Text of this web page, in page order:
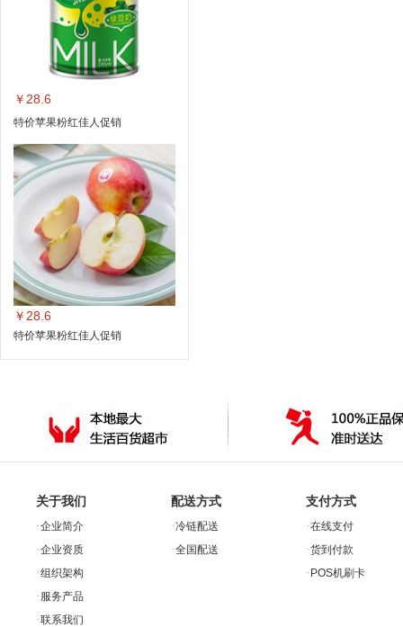
￥28.6
特价苹果粉红佳人促销
￥28.6
特价苹果粉红佳人促销
关于我们
·企业简介
·企业资质
·组织架构
· 服务产品
·联系我们
配送方式
·冷链配送
·全国配送
支付方式
·在线支付
·货到付款
· POS机刷卡